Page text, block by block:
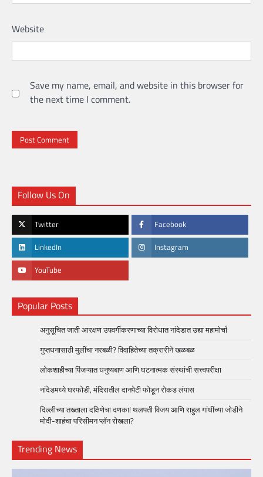
Website
Save my name, email, and website in this browser for
the next time I comment.
Follow Us On
Twitter Facebook
LinkedIn Instagram
YouTube
Popular Posts
अनुसूचित जाती आरक्षण उपवर्गीकरणाच्या विरोधात नांदेडात उद्या महामोर्चा
गुप्तधनासाठी मुलींचा नरबळी? विवाहितेच्या तक्रारीने खळबळ
लोकशाहीच्या पिंजऱ्यात धनुष्यबाण आणि घटनात्मक संस्थांची सत्त्वपरीक्षा
नांदेडमध्ये घरफोडी, मंदिरातील दानपेटी फोडून रोकड लंपास
दिल्लीच्या तख्ताला दक्षिणेचा दणका! थलपती विजय आणि राहुल गांधींच्या जोडीने
मोदी-शाहंचा परिसीमन प्लॅन रोखला?
Trending News